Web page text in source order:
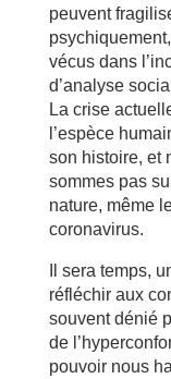
peuvent
vécus dans
d’analyse
La crise
l’espèce
son histoire, et
sommes pas
nature, même
coronavirus.
Il sera temps,
réfléchir aux
souvent dénié
de
pouvoir nous